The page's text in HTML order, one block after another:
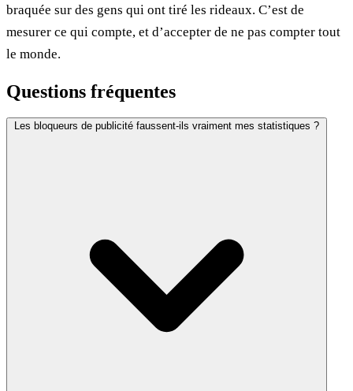
braquée sur des gens qui ont tiré les rideaux. C’est de
mesurer ce qui compte, et d’accepter de ne pas compter tout
le monde.
Questions fréquentes
Les bloqueurs de publicité faussent-ils vraiment mes statistiques ?